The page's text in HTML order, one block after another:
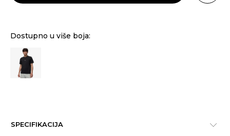
Dostupno u više boja:
SPECIFIKACIJA